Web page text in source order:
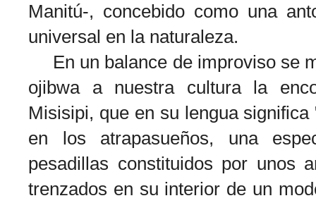
Manitú-, concebido como una
universal en la naturaleza.
En un balance de improviso se
ojibwa a nuestra cultura la
Misisipi, que en su lengua
en los atrapasueños, una
pesadillas constituidos por unos
trenzados en su interior de un